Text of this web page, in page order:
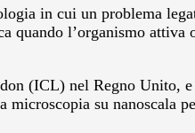
in cui un problema
quando l’organismo
(ICL) nel Regno Unito,
su nanoscala